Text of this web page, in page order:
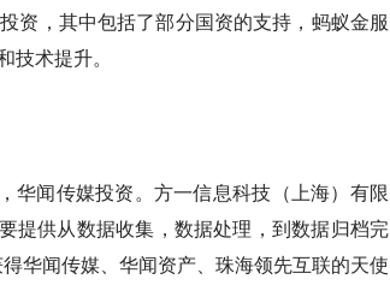
资，其中包括了部分国资的支持，蚂蚁金服
术提升。
华闻传媒投资。方一信息科技（上海）有限
提供从数据收集，数据处理，到数据归档完
华闻传媒、华闻资产、珠海领先互联的天使